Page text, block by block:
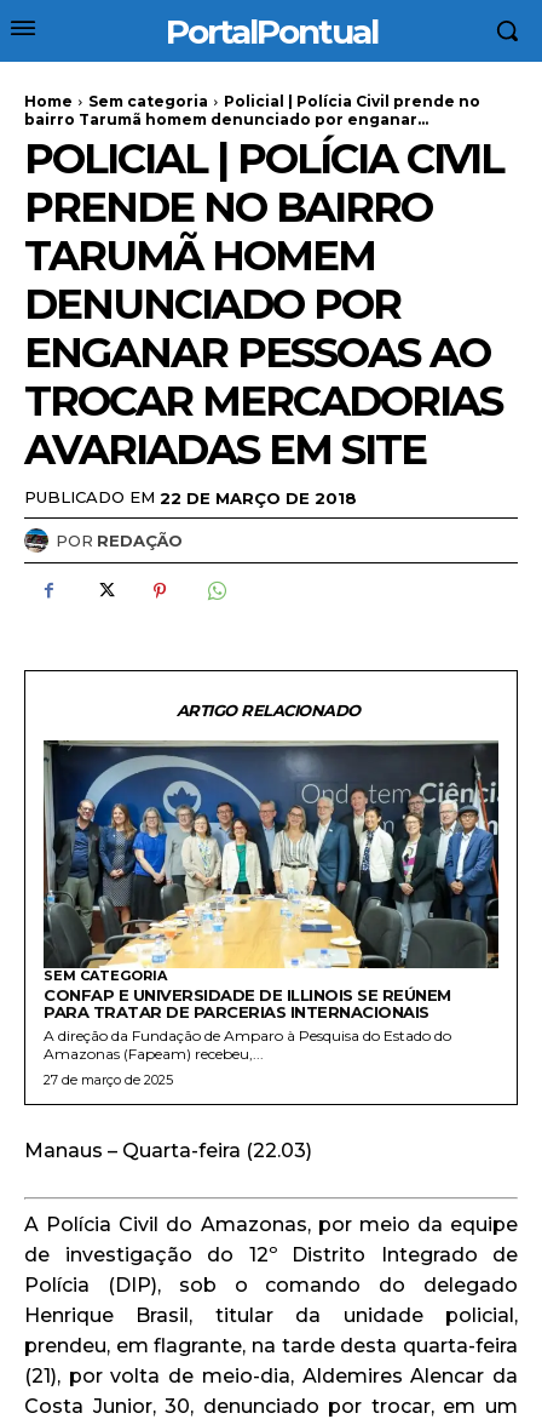
PortalPontual
Home Sem categoria
Policial | Polícia Civil prende no
bairro Tarumã homem denunciado por enganar...
POLICIAL | POLÍCIA CIVIL
PRENDE NO BAIRRO
TARUMÃ HOMEM
DENUNCIADO POR
ENGANAR PESSOAS AO
TROCAR MERCADORIAS
AVARIADAS EM SITE
PUBLICADO EM 22 DE MARÇO DE 2018
POR REDAÇÃO
ARTIGO RELACIONADO
SEM CATEGORIA
CONFAP E UNIVERSIDADE DE ILLINOIS SE REÚNEM
PARA TRATAR DE PARCERIAS INTERNACIONAIS
A direção da Fundação de Amparo à Pesquisa do Estado do
Amazonas (Fapeam) recebeu,...
27 de março de 2025
Manaus – Quarta-feira (22.03)
A Polícia Civil do Amazonas, por meio da equipe
de investigação do 12º Distrito Integrado de
Polícia (DIP), sob o comando do delegado
Henrique Brasil, titular da unidade policial,
prendeu, em flagrante, na tarde desta quarta-feira
(21), por volta de meio-dia, Aldemires Alencar da
Costa Junior, 30, denunciado por trocar, em um